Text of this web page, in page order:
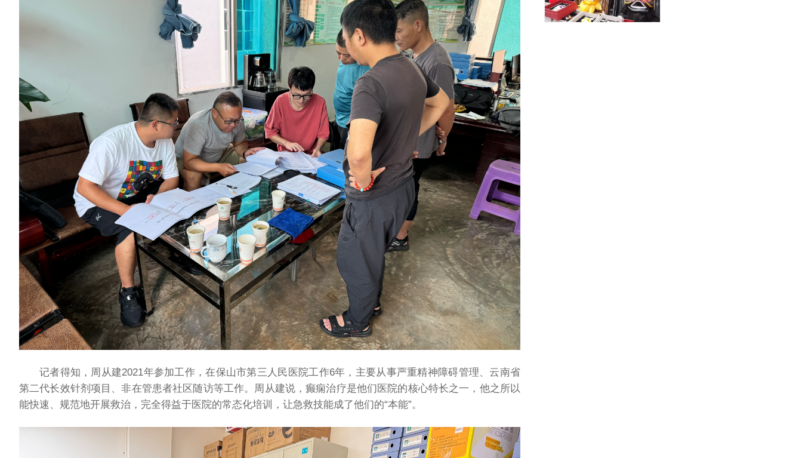
记者得知，周从建2021年参加工作，在保山市第三人民医院工作6年，主要从事严重精神障碍管理、云南省
第二代长效针剂项目、非在管患者社区随访等工作。周从建说，癫痫治疗是他们医院的核心特长之一，他之所以
能快速、规范地开展救治，完全得益于医院的常态化培训，让急救技能成了他们的“本能”。